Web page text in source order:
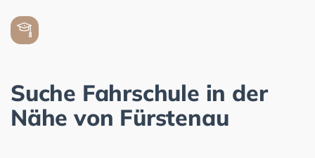
Suche Fahrschule in der
Nähe von Fürstenau